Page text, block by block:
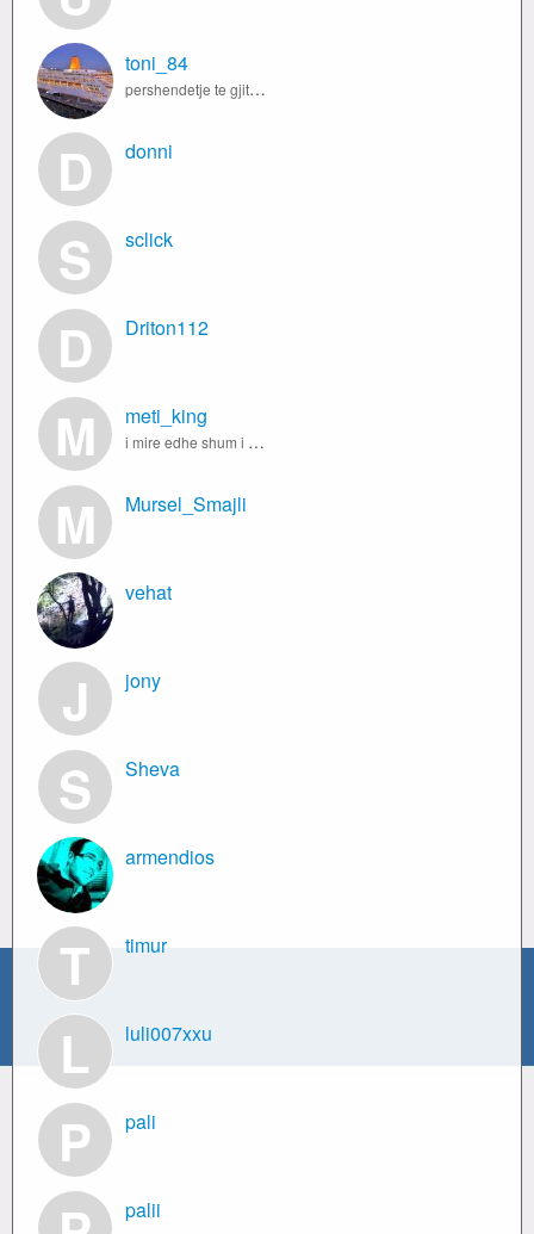
toni_84
pershendetje te gjithve ne chat qe jeni kam dehsire nji vajze te sinqert dhe serioze per lidhje vetem zdu me hup kohe palidhje.
D donni
S sclick
D Driton112
M meti_king
i mire edhe shum i fort nga mbrenda
M Mursel_Smajli
vehat
J jony
S Sheva
armendios
T timur
L luli007xxu
P pali
palii